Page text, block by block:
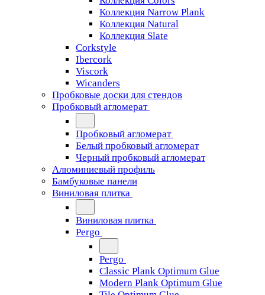
Коллекция Narrow Plank
Коллекция Natural
Коллекция Slate
Corkstyle
Ibercork
Viscork
Wicanders
Пробковые доски для стендов
Пробковый агломерат
Пробковый агломерат
Белый пробковый агломерат
Черный пробковый агломерат
Алюминиевый профиль
Бамбуковые панели
Виниловая плитка
Виниловая плитка
Pergo
Pergo
Classic Plank Optimum Glue
Modern Plank Optimum Glue